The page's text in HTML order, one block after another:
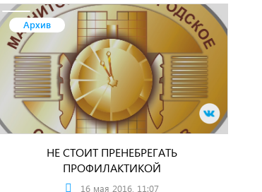
Архив
НЕ СТОИТ ПРЕНЕБРЕГАТЬ
ПРОФИЛАКТИКОЙ
16 мая 2016, 11:07